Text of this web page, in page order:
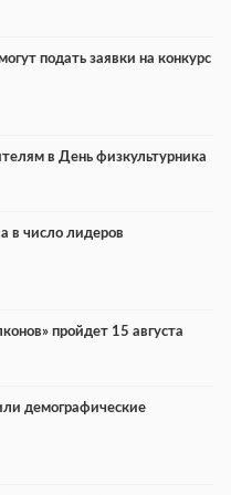
подать заявки на конкурс
в День физкультурника
в число лидеров
пройдет 15 августа
демографические